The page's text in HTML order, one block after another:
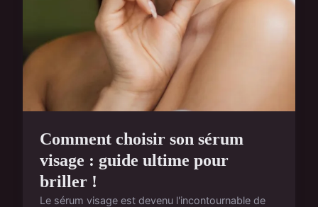
Comment choisir son sérum
visage : guide ultime pour
briller !
Le sérum visage est devenu l'incontournable de